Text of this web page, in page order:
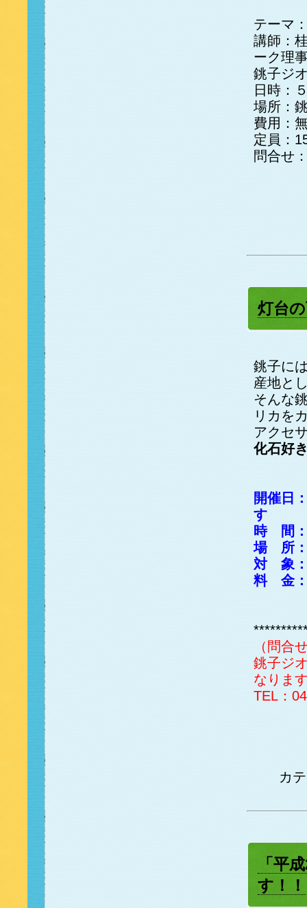
テーマ
講師：
ーク理
銚子ジ
日時：
場所：
費用：
定員：
問合せ
灯台
銚子に
産地と
そんな
リカを
アクセ
化石好
開催日
す
時 間：
場 所：
対 象：
料 金
（問
銚子ジ
なりま
TEL：
カ
「平
す！！